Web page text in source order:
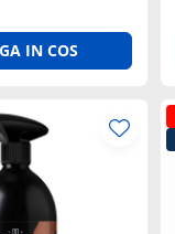
IN COS